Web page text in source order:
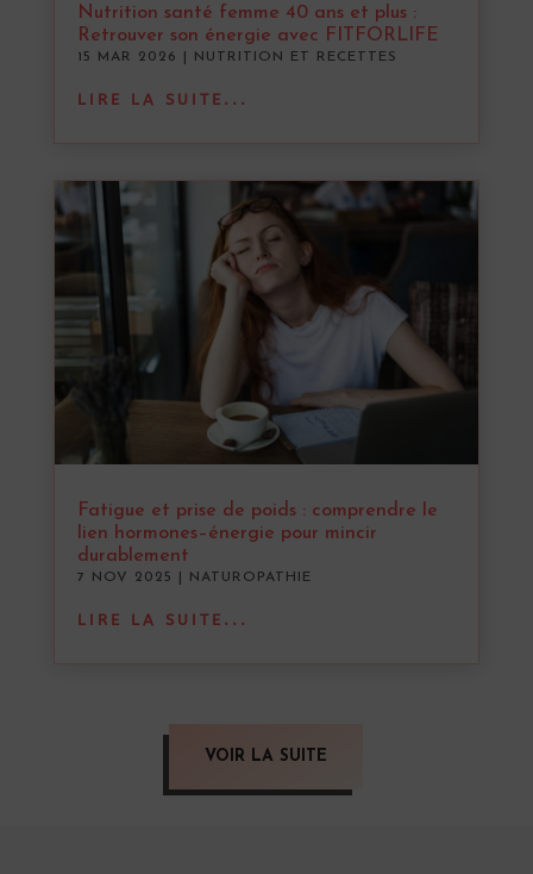
Nutrition santé femme 40 ans et plus :
Retrouver son énergie avec FITFORLIFE
15 MAR 2026 NUTRITION ET RECETTES
LIRE LA SUITE...
Fatigue et prise de poids : comprendre le
lien hormones–énergie pour mincir
durablement
7 NOV 2025 NATUROPATHIE
LIRE LA SUITE...
VOIR LA SUITE